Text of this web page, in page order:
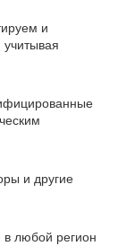
и
учитывая
и другие
любой регион